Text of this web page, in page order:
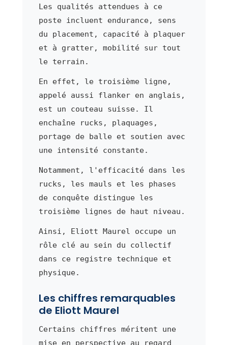
Les qualités attendues à ce
poste incluent endurance, sens
du placement, capacité à plaquer
et à gratter, mobilité sur tout
le terrain.
En effet, le troisième ligne,
appelé aussi flanker en anglais,
est un couteau suisse. Il
enchaîne rucks, plaquages,
portage de balle et soutien avec
une intensité constante.
Notamment, l'efficacité dans les
rucks, les mauls et les phases
de conquête distingue les
troisième lignes de haut niveau.
Ainsi, Eliott Maurel occupe un
rôle clé au sein du collectif
dans ce registre technique et
physique.
Les chiffres remarquables
de Eliott Maurel
Certains chiffres méritent une
mise en perspective au regard